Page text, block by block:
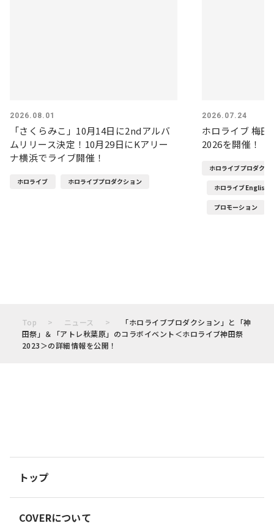
2026.08.01
「さくらみこ」10月14日に2ndアルバ
ムリリース決定！10月29日にKアリー
ナ横浜でライブ開催！
ホロライブ ホロライブプロダクション
2026.07.24
ホロライブ 梅
2026を開催！
ホロライブプロダクシ
ホロライブEnglish
プロモーション
Top ニュース
「ホロライブプロダクション」と「神
田祭」＆「アトレ秋葉原」のコラボイベント＜ホロライブ神田祭
2023＞の詳細情報を公開！
トップ
COVERについて